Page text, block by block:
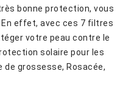
bonne protection, vous
effet, avec ces 7 filtres
votre peau contre le
solaire pour les
de grossesse, Rosacée,